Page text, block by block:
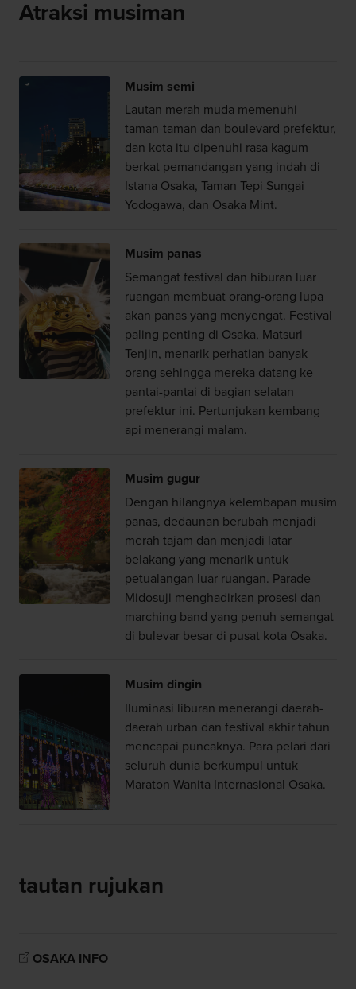
Atraksi musiman
Musim semi
Lautan merah muda memenuhi
taman-taman dan boulevard prefektur,
dan kota itu dipenuhi rasa kagum
berkat pemandangan yang indah di
Istana Osaka, Taman Tepi Sungai
Yodogawa, dan Osaka Mint.
Musim panas
Semangat festival dan hiburan luar
ruangan membuat orang-orang lupa
akan panas yang menyengat. Festival
paling penting di Osaka, Matsuri
Tenjin, menarik perhatian banyak
orang sehingga mereka datang ke
pantai-pantai di bagian selatan
prefektur ini. Pertunjukan kembang
api menerangi malam.
Musim gugur
Dengan hilangnya kelembapan musim
panas, dedaunan berubah menjadi
merah tajam dan menjadi latar
belakang yang menarik untuk
petualangan luar ruangan. Parade
Midosuji menghadirkan prosesi dan
marching band yang penuh semangat
di bulevar besar di pusat kota Osaka.
Musim dingin
Iluminasi liburan menerangi daerah-
daerah urban dan festival akhir tahun
mencapai puncaknya. Para pelari dari
seluruh dunia berkumpul untuk
Maraton Wanita Internasional Osaka.
tautan rujukan
OSAKA INFO